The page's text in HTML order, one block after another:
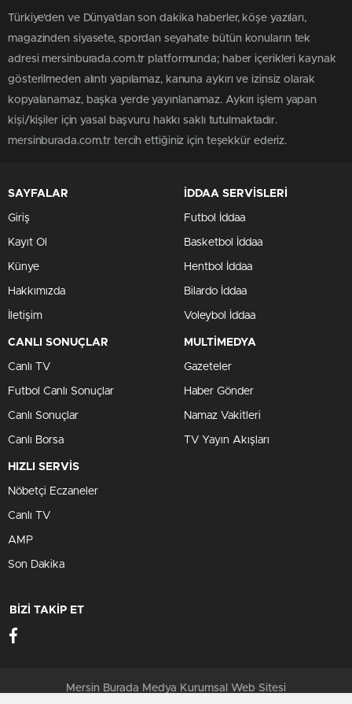
Türkiye'den ve Dünya’dan son dakika haberler, köşe yazıları,
magazinden siyasete, spordan seyahate bütün konuların tek
adresi mersinburada.com.tr platformunda; haber içerikleri kaynak
gösterilmeden alıntı yapılamaz, kanuna aykırı ve izinsiz olarak
kopyalanamaz, başka yerde yayınlanamaz. Aykırı işlem yapan
kişi/kişiler için yasal başvuru hakkı saklı tutulmaktadır.
mersinburada.com.tr tercih ettiğiniz için teşekkür ederiz.
SAYFALAR
Giriş
Kayıt Ol
Künye
Hakkımızda
İletişim
İDDAA SERVİSLERİ
Futbol İddaa
Basketbol İddaa
Hentbol İddaa
Bilardo İddaa
Voleybol İddaa
CANLI SONUÇLAR
Canlı TV
Futbol Canlı Sonuçlar
Canlı Sonuçlar
Canlı Borsa
MULTİMEDYA
Gazeteler
Haber Gönder
Namaz Vakitleri
TV Yayın Akışları
HIZLI SERVİS
Nöbetçi Eczaneler
Canlı TV
AMP
Son Dakika
BİZİ TAKİP ET
Mersin Burada Medya Kurumsal Web Sitesi